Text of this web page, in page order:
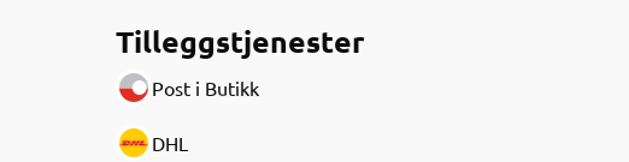
Tilleggstjenester
Post i Butikk
DHL